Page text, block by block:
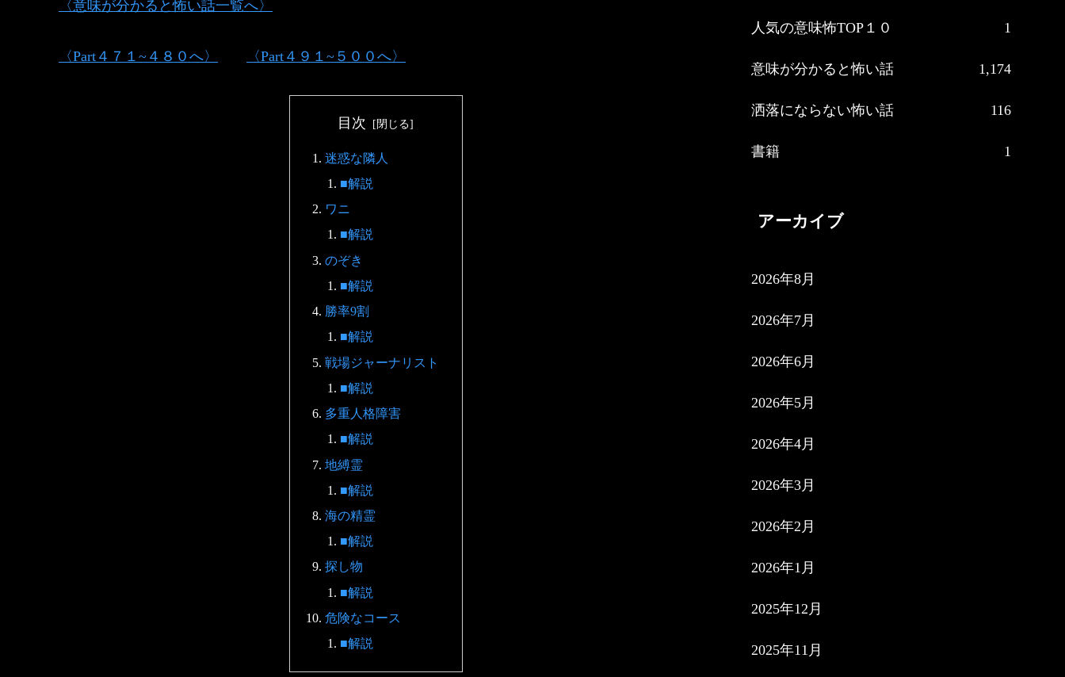
〈意味が分かると怖い話一覧へ〉
〈Part４７１~４８０へ〉 〈Part４９１~５００へ〉
目次
迷惑な隣人
■解説
ワニ
■解説
のぞき
■解説
勝率9割
■解説
戦場ジャーナリスト
■解説
多重人格障害
■解説
地縛霊
■解説
海の精霊
■解説
探し物
■解説
危険なコース
■解説
人気の意味怖TOP１０ 1
意味が分かると怖い話 1,174
洒落にならない怖い話 116
書籍 1
アーカイブ
2026年8月
2026年7月
2026年6月
2026年5月
2026年4月
2026年3月
2026年2月
2026年1月
2025年12月
2025年11月